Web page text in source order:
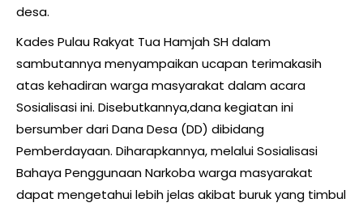
desa.
Kades Pulau Rakyat Tua Hamjah SH dalam
sambutannya menyampaikan ucapan terimakasih
atas kehadiran warga masyarakat dalam acara
Sosialisasi ini. Disebutkannya,dana kegiatan ini
bersumber dari Dana Desa (DD) dibidang
Pemberdayaan. Diharapkannya, melalui Sosialisasi
Bahaya Penggunaan Narkoba warga masyarakat
dapat mengetahui lebih jelas akibat buruk yang timbul